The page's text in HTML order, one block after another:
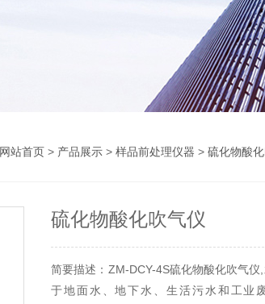
网站首页 > 产品展示 > 样品前处理仪器 > 硫化物酸
硫化物酸化吹气仪
简要描述：ZM-DCY-4S硫化物酸化吹气
于地面水、地下水、生活污水和工业